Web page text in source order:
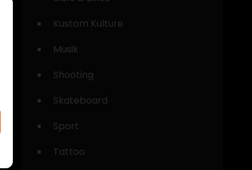
Kustom Kulture
Musik
Shooting
Skateboard
Sport
Tattoo